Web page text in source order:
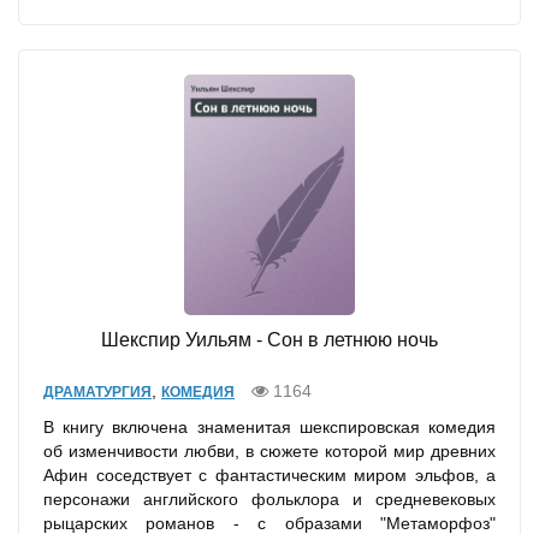
Шекспир Уильям - Сон в летнюю ночь
ДРАМАТУРГИЯ КОМЕДИЯ
1164
В книгу включена знаменитая шекспировская комедия
об изменчивости любви, в сюжете которой мир древних
Афин соседствует с фантастическим миром эльфов, а
персонажи английского фольклора и средневековых
рыцарских романов - с образами "Метаморфоз"